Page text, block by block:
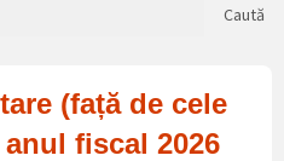
Caută
(față de cele
fiscal 2026